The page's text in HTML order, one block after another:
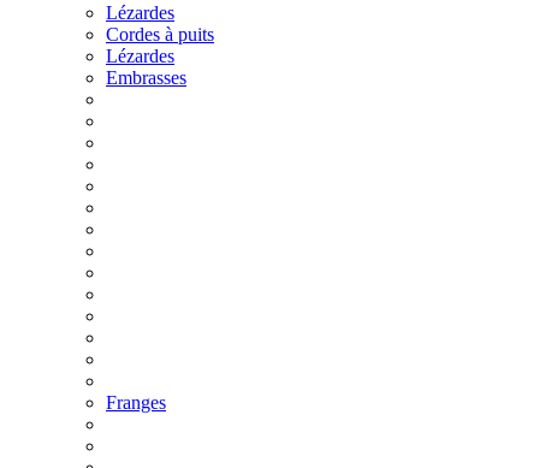
Lézardes
Cordes à puits
Lézardes
Embrasses
Franges